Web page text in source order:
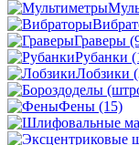
Граверы
Рубанки
Лобзики
Фены (15)